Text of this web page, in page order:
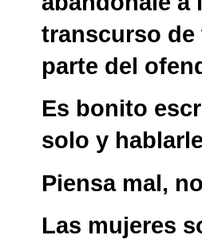
transcurso
parte del
Es bonito
solo y
Piensa mal,
Las mujeres